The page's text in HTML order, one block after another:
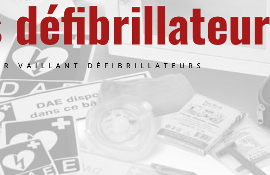
défibrillateur
VAILLANT DÉFIBRILLATEURS